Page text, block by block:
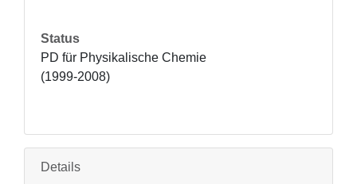
Status
PD für Physikalische Chemie
(1999-2008)
Details